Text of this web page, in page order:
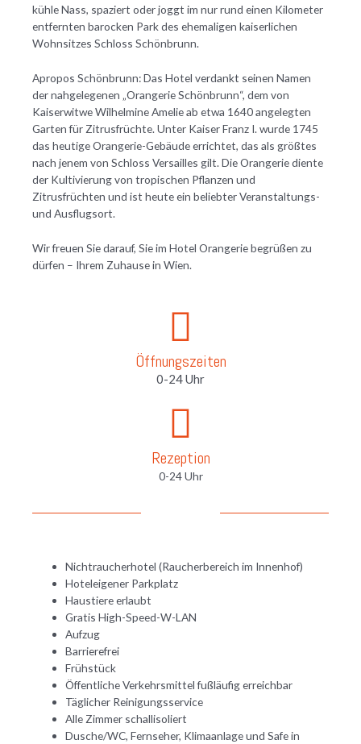
kühle Nass, spaziert oder joggt im nur rund einen Kilometer
entfernten barocken Park des ehemaligen kaiserlichen
Wohnsitzes Schloss Schönbrunn.
Apropos Schönbrunn: Das Hotel verdankt seinen Namen
der nahgelegenen „Orangerie Schönbrunn“, dem von
Kaiserwitwe Wilhelmine Amelie ab etwa 1640 angelegten
Garten für Zitrusfrüchte. Unter Kaiser Franz I. wurde 1745
das heutige Orangerie-Gebäude errichtet, das als größtes
nach jenem von Schloss Versailles gilt. Die Orangerie diente
der Kultivierung von tropischen Pflanzen und
Zitrusfrüchten und ist heute ein beliebter Veranstaltungs-
und Ausflugsort.
Wir freuen Sie darauf, Sie im Hotel Orangerie begrüßen zu
dürfen – Ihrem Zuhause in Wien.
Öffnungszeiten
0-24 Uhr
Rezeption
0-24 Uhr
Nichtraucherhotel (Raucherbereich im Innenhof)
Hoteleigener Parkplatz
Haustiere erlaubt
Gratis High-Speed-W-LAN
Aufzug
Barrierefrei
Frühstück
Öffentliche Verkehrsmittel fußläufig erreichbar
Täglicher Reinigungsservice
Alle Zimmer schallisoliert
Dusche/WC, Fernseher, Klimaanlage und Safe in